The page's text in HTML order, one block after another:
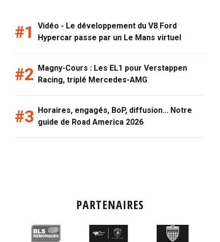
Vidéo - Le développement du V8 Ford
Hypercar passe par un Le Mans virtuel
Magny-Cours : Les EL1 pour Verstappen
Racing, triplé Mercedes-AMG
Horaires, engagés, BoP, diffusion... Notre
guide de Road America 2026
PARTENAIRES